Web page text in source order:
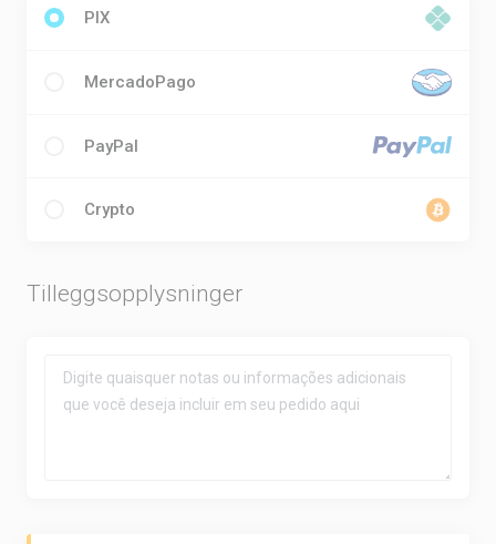
PIX
MercadoPago
PayPal
Crypto
Tilleggsopplysninger